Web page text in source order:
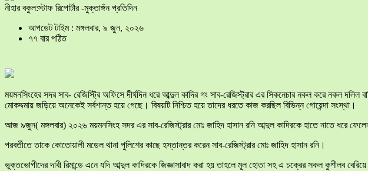
নীহার বকুল:স্টাফ রিপোর্টার -মুক্তাঙ্গঁন প্রতিদিন
আপডেট টাইম : মঙ্গলবার, ৯ জুন, ২০২৬
৭৭ বার পঠিত
ময়মনসিংহের সদর সাব- রেজিস্ট্রি অফিসে দীর্ঘদিন ধরে আব্দুল কাদির গং সাব-রেজিস্ট্রার এর সিকনেচার নকল করে নকল
মোকদ্দমায় জড়িয়ে অনেকেই সর্বশান্ত হয়ে গেছে। বিষয়টি নিশ্চিত হয়ে তাদের ধরতে কাজ করছিল বিভিন্ন গোয়েন্দা সংস্থা।
আজ ৯জুন( মঙ্গলবার) ২০২৬ ময়মনসিংহ সদর এর সাব-রেজিস্ট্রার মোঃ জাহিদ হাসান রনি আব্দুল কাদিরকে হাতে নাতে ধরে
পরবর্তীতে তাকে কোতোয়ালী মডেল থানা পুলিশের কাছে হস্তান্তর করেন সাব-রেজিস্ট্রার মোঃ জাহিদ হাসান রনি।
ভুক্তভোগীদের দাবী রিমান্ডে এনে যদি আব্দুল কাদিরকে জিজ্ঞাসাবাদ করা হয় তাহলে মূল হোতা সহ এ চক্রের সকল কুশীলব